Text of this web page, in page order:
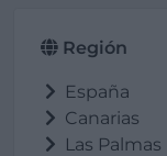
Región
España
Canarias
Las Palmas